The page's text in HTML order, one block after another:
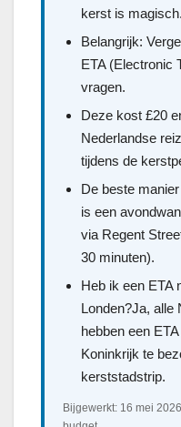
kerst is magisch.
Belangrijk:
ETA (Electronic
vragen.
Deze kost £20
Nederlandse
tijdens de
De beste
is een
via Regent
30 minuten).
Heb ik een ETA
Londen?Ja, alle
hebben een
Koninkrijk te
kerststadstrip.
Bijgewerkt: 16 mei